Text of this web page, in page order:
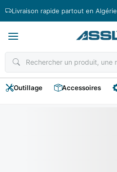
Livraison rapide partout en Algérie
Outillage Accessoires